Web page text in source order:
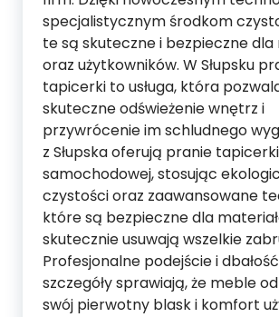
specjalistycznym środkom
te są skuteczne i bezpieczne dla
oraz użytkowników. W Słupsku
tapicerki to usługa, która
skuteczne odświeżenie wnętrz i
przywrócenie im schludnego
z Słupska oferują pranie
samochodowej, stosując
czystości oraz zaawansowane
które są bezpieczne dla
skutecznie usuwają wszelkie
Profesjonalne podejście i
szczegóły sprawiają, że meble
swój pierwotny blask i komfort